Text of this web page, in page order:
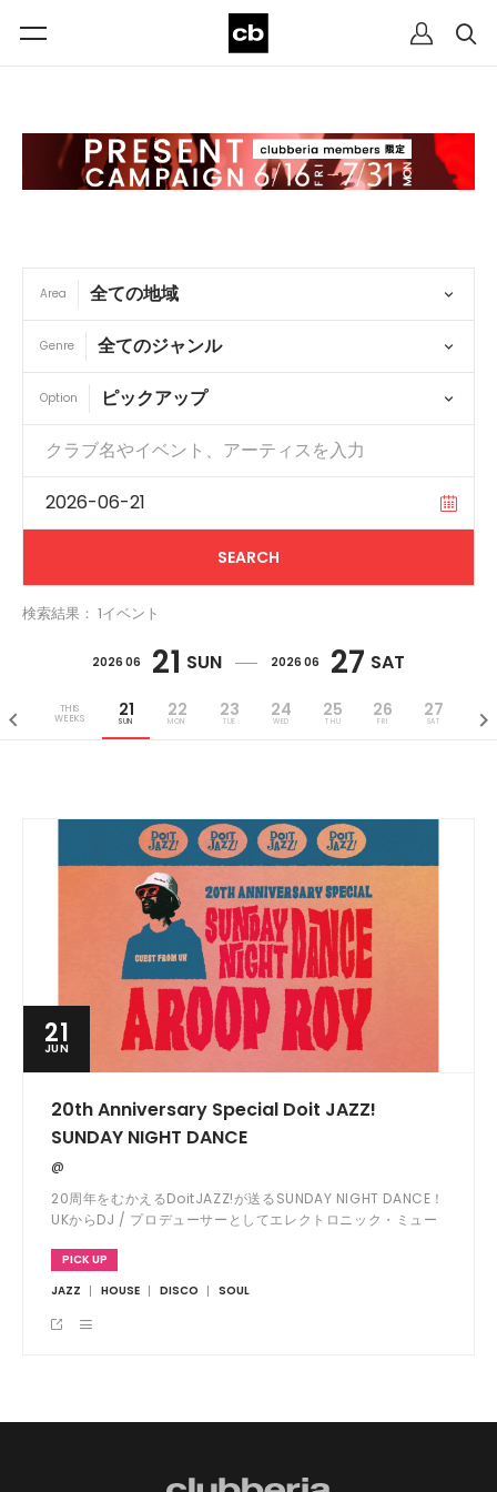
Area
Genre
Option
検索結果： 1イベント
2026 06 21 SUN 2026 06 27 SAT
THIS
WEEKS
21
SUN
22
MON
23
TUE
24
WED
25
THU
26
FRI
27
SAT
21
JUN
20th Anniversary Special Doit JAZZ!
SUNDAY NIGHT DANCE
@
20周年をむかえるDoitJAZZ!が送るSUNDAY NIGHT DANCE！
UKからDJ / プロデューサーとしてエレクトロニック・ミュー
せている重要人物でありDoitJAZZ!に過去何回も出演経験のあ
るAROOP ROYが帰ってくる！
PICK UP
JAZZ
HOUSE DISCO SOUL